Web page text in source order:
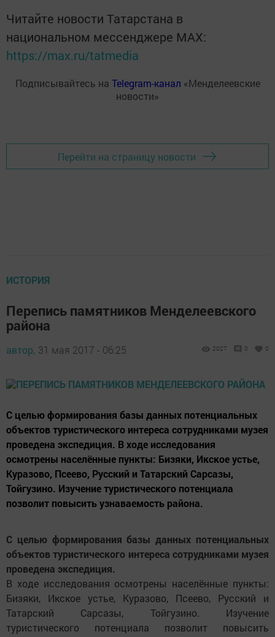
Читайте новости Татарстана в
национальном мессенджере MАХ:
https://max.ru/tatmedia
Подписывайтесь на Telegram-канал «Менделеевские
новости»
Перейти на страницу новости
ИСТОРИЯ
Перепись памятников Менделеевского
района
автор, 31 мая 2017 - 06:25 2027 0 0
С целью формирования базы данных потенциальных
объектов туристического интереса сотрудниками музея
проведена экспедиция. В ходе исследования
осмотрены населённые пункты: Бизяки, Икское устье,
Куразово, Псеево, Русский и Татарский Сарсазы,
Тойгузино. Изучение туристического потенциала
позволит повысить узнаваемость района.
С целью формирования базы данных потенциальных
объектов туристического интереса сотрудниками музея
проведена экспедиция.
В ходе исследования осмотрены населённые пункты:
Бизяки, Икское устье, Куразово, Псеево, Русский и
Татарский Сарсазы, Тойгузино. Изучение
туристического потенциала позволит повысить